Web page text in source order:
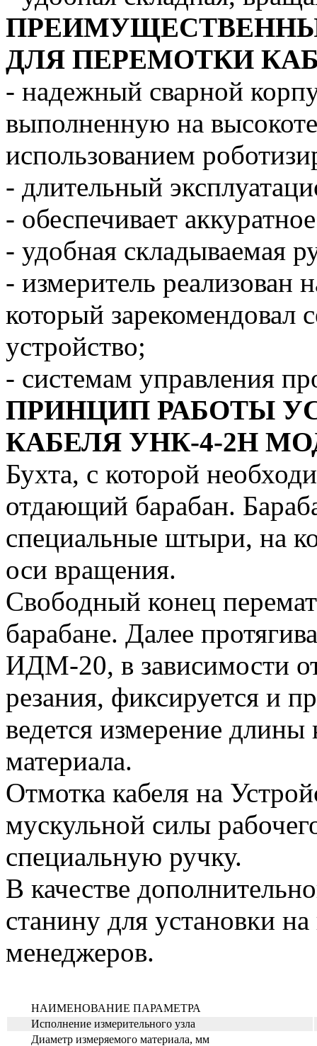
ДЛЯ ПЕРЕМОТКИ
- надежный сварной
выполненную на
использованием
- длительный
- обеспечивает
- удобная складываемая
- измеритель реализован
который зарекомендовал
устройство;
- системам управления
ПРИНЦИП РАБОТЫ
КАБЕЛЯ УНК-4-2Н
Бухта, с которой
отдающий барабан.
специальные штыри, на
оси вращения.
Свободный конец
барабане. Далее
ИДМ-20, в зависимости
резания, фиксируется и
ведется измерение длины
материала.
Отмотка кабеля на
мускульной силы
специальную ручку.
В качестве
станину для установки
менеджеров.
НАИМЕНОВАНИЕ ПАРАМЕТРА
Исполнение измерительного узла
Диаметр измеряемого материала, мм